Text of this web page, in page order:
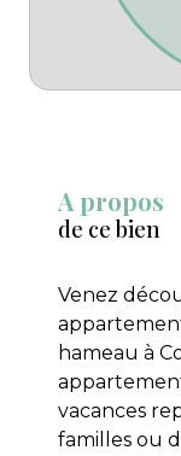
A propos
de ce bien
Venez
hameau à
vacances
familles ou